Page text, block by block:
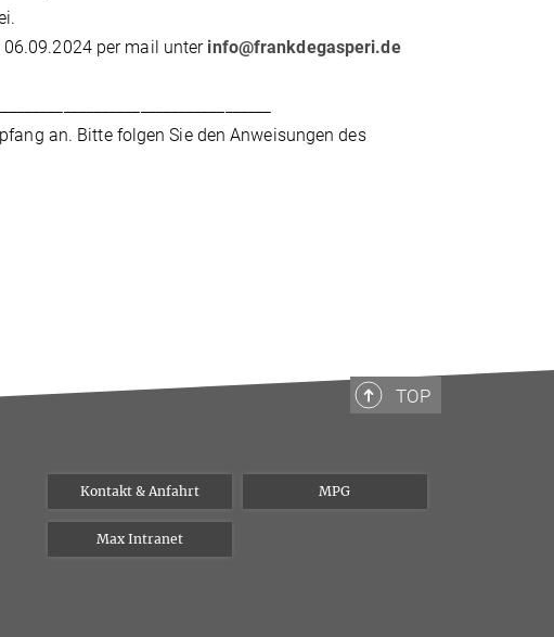
per mail unter info@frankdegasperi.de
an. Bitte folgen Sie den Anweisungen des
TOP
Kontakt & Anfahrt MPG
Max Intranet